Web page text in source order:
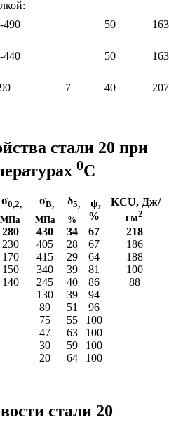
490 50
163
440 50 163
7 40 207
стали 20 при
0С
σ0,2,
МПа
σВ,
МПа
δ5,
%
ψ,
%
KCU, Дж/
см2
280 430 34 67
218
230 405 28 67
186
170 415 29 64
188
150 340 39 81
100
140 245 40 86
88
130 39
94
89 51
96
75 55
100
47 63
100
30 59
100
20 64 100
стали 20